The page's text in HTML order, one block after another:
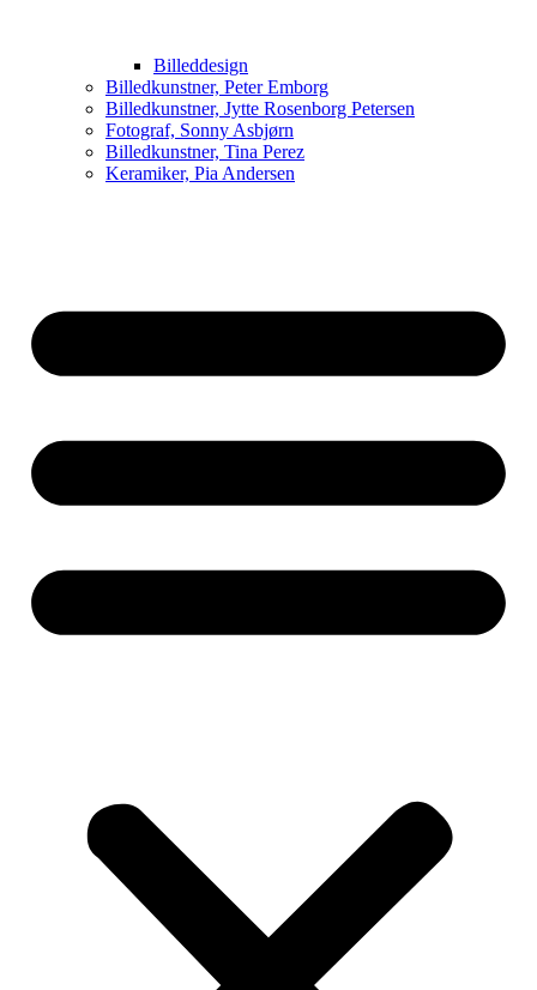
Billeddesign
Billedkunstner, Peter Emborg
Billedkunstner, Jytte Rosenborg Petersen
Fotograf, Sonny Asbjørn
Billedkunstner, Tina Perez
Keramiker, Pia Andersen